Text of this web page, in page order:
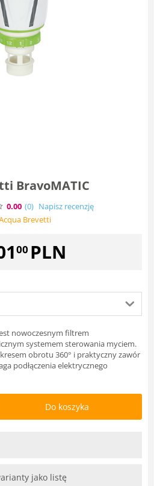
BravoMATIC
0.00 (0) Napisz recenzję
Brevetti
00 PLN
nowoczesnym filtrem
systemem sterowania myciem.
obrotu 360° i praktyczny zawór
podłączenia elektrycznego
Do koszyka
jako listę